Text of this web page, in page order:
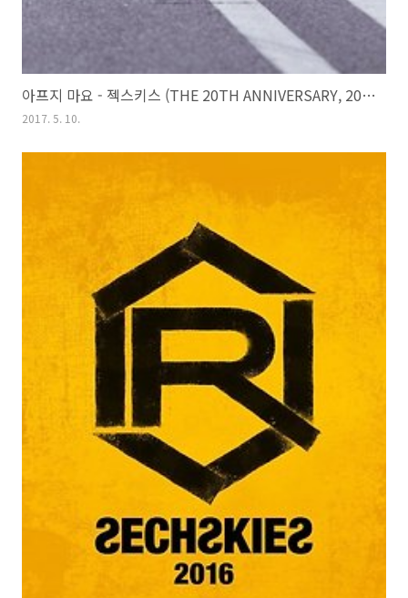
아프지 마요 - 젝스키스 (THE 20TH ANNIVERSARY, 2017)
2017. 5. 10.